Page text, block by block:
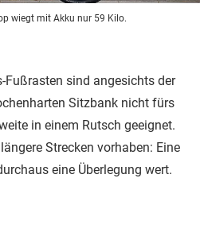
wiegt mit Akku nur 59 Kilo.
Fußrasten sind angesichts der
Sitzbank nicht fürs
in einem Rutsch geeignet.
Strecken vorhaben: Eine
eine Überlegung wert.